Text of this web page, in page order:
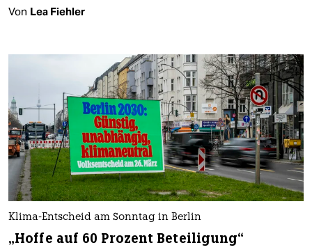
Von Lea Fiehler
Klima-Entscheid am Sonntag in Berlin
„Hoffe auf 60 Prozent Beteiligung“